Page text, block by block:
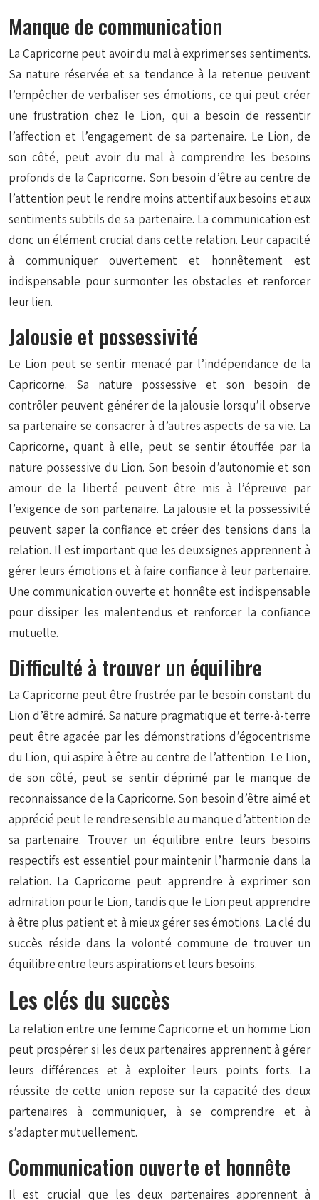
Manque de communication
La Capricorne peut avoir du mal à exprimer ses sentiments.
Sa nature réservée et sa tendance à la retenue peuvent
l’empêcher de verbaliser ses émotions, ce qui peut créer
une frustration chez le Lion, qui a besoin de ressentir
l’affection et l’engagement de sa partenaire. Le Lion, de
son côté, peut avoir du mal à comprendre les besoins
profonds de la Capricorne. Son besoin d’être au centre de
l’attention peut le rendre moins attentif aux besoins et aux
sentiments subtils de sa partenaire. La communication est
donc un élément crucial dans cette relation. Leur capacité
à communiquer ouvertement et honnêtement est
indispensable pour surmonter les obstacles et renforcer
leur lien.
Jalousie et possessivité
Le Lion peut se sentir menacé par l’indépendance de la
Capricorne. Sa nature possessive et son besoin de
contrôler peuvent générer de la jalousie lorsqu’il observe
sa partenaire se consacrer à d’autres aspects de sa vie. La
Capricorne, quant à elle, peut se sentir étouffée par la
nature possessive du Lion. Son besoin d’autonomie et son
amour de la liberté peuvent être mis à l’épreuve par
l’exigence de son partenaire. La jalousie et la possessivité
peuvent saper la confiance et créer des tensions dans la
relation. Il est important que les deux signes apprennent à
gérer leurs émotions et à faire confiance à leur partenaire.
Une communication ouverte et honnête est indispensable
pour dissiper les malentendus et renforcer la confiance
mutuelle.
Difficulté à trouver un équilibre
La Capricorne peut être frustrée par le besoin constant du
Lion d’être admiré. Sa nature pragmatique et terre-à-terre
peut être agacée par les démonstrations d’égocentrisme
du Lion, qui aspire à être au centre de l’attention. Le Lion,
de son côté, peut se sentir déprimé par le manque de
reconnaissance de la Capricorne. Son besoin d’être aimé et
apprécié peut le rendre sensible au manque d’attention de
sa partenaire. Trouver un équilibre entre leurs besoins
respectifs est essentiel pour maintenir l’harmonie dans la
relation. La Capricorne peut apprendre à exprimer son
admiration pour le Lion, tandis que le Lion peut apprendre
à être plus patient et à mieux gérer ses émotions. La clé du
succès réside dans la volonté commune de trouver un
équilibre entre leurs aspirations et leurs besoins.
Les clés du succès
La relation entre une femme Capricorne et un homme Lion
peut prospérer si les deux partenaires apprennent à gérer
leurs différences et à exploiter leurs points forts. La
réussite de cette union repose sur la capacité des deux
partenaires à communiquer, à se comprendre et à
s’adapter mutuellement.
Communication ouverte et honnête
Il est crucial que les deux partenaires apprennent à